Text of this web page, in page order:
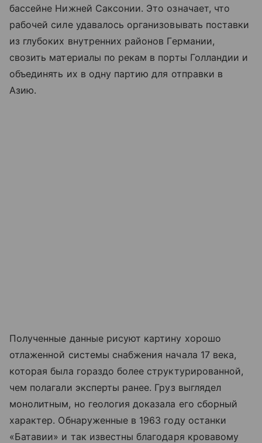
бассейне Нижней Саксонии. Это означает, что
рабочей силе удавалось организовывать поставки
из глубоких внутренних районов Германии,
свозить материалы по рекам в порты Голландии и
объединять их в одну партию для отправки в
Азию.
Полученные данные рисуют картину хорошо
отлаженной системы снабжения начала 17 века,
которая была гораздо более структурированной,
чем полагали эксперты ранее. Груз выглядел
монолитным, но геология доказала его сборный
характер. Обнаруженные в 1963 году останки
«Батавии» и так известны благодаря кровавому